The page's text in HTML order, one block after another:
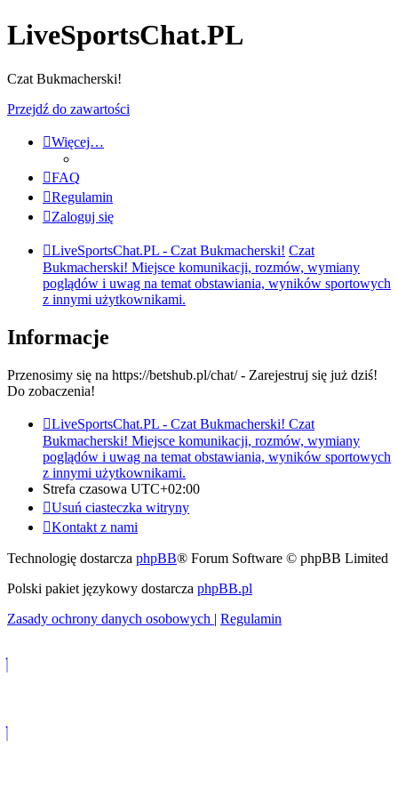
LiveSportsChat.PL
Czat Bukmacherski!
Przejdź do zawartości
Więcej…
FAQ
Regulamin
Zaloguj się
LiveSportsChat.PL - Czat Bukmacherski! Czat
Bukmacherski! Miejsce komunikacji, rozmów, wymiany
poglądów i uwag na temat obstawiania, wyników sportowych
z innymi użytkownikami.
Informacje
Przenosimy się na https://betshub.pl/chat/ - Zarejestruj się już dziś!
Do zobaczenia!
LiveSportsChat.PL - Czat Bukmacherski! Czat
Bukmacherski! Miejsce komunikacji, rozmów, wymiany
poglądów i uwag na temat obstawiania, wyników sportowych
z innymi użytkownikami.
Strefa czasowa UTC+02:00
Usuń ciasteczka witryny
Kontakt z nami
Technologię dostarcza phpBB® Forum Software © phpBB Limited
Polski pakiet językowy dostarcza phpBB.pl
Zasady ochrony danych osobowych | Regulamin